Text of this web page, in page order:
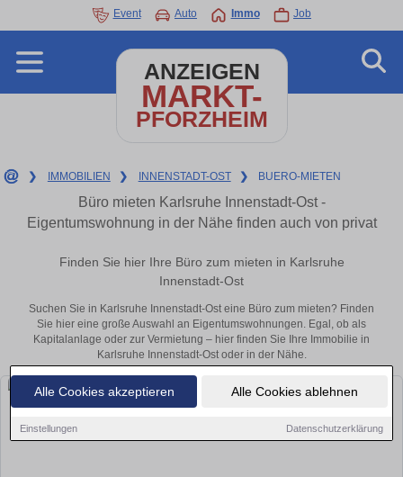
Alle Cookies akzeptieren Alle Cookies ablehnen
Einstellungen Datenschutzerklärung
Event Auto Immo Job
ANZEIGEN
MARKT-
PFORZHEIM
❯ IMMOBILIEN ❯ INNENSTADT-OST ❯ BUERO-MIETEN
Büro mieten Karlsruhe Innenstadt-Ost -
Eigentumswohnung in der Nähe finden auch von privat
Finden Sie hier Ihre Büro zum mieten in Karlsruhe
Innenstadt-Ost
Suchen Sie in Karlsruhe Innenstadt-Ost eine Büro zum mieten? Finden
Sie hier eine große Auswahl an Eigentumswohnungen. Egal, ob als
Kapitalanlage oder zur Vermietung – hier finden Sie Ihre Immobilie in
Karlsruhe Innenstadt-Ost oder in der Nähe.